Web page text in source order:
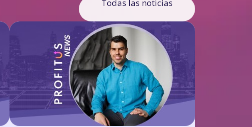
Todas las noticias